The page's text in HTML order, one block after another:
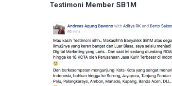
Testimoni Member SB1M